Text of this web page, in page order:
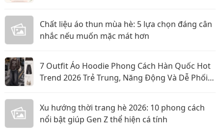
Chất liệu áo thun mùa hè: 5 lựa chọn đáng cân
nhắc nếu muốn mặc mát hơn
7 Outfit Áo Hoodie Phong Cách Hàn Quốc Hot
Trend 2026 Trẻ Trung, Năng Động Và Dễ Phối
Xu hướng thời trang hè 2026: 10 phong cách
nổi bật giúp Gen Z thể hiện cá tính